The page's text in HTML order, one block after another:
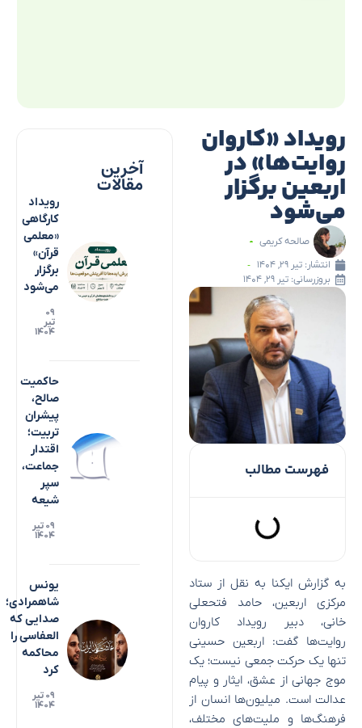
رویداد «کاروان
روایت‌ها» در
اربعین برگزار
می‌شود
صالحه کریمی
انتشار: تیر ۲۹, ۱۴۰۴
بروزرسانی: تیر ۲۹, ۱۴۰۴
فهرست مطالب
به گزارش ایکنا به نقل از ستاد
مرکزی اربعین، حامد فتحعلی
خانی، دبیر رویداد کاروان
روایت‌ها گفت: اربعین حسینی
تنها یک حرکت جمعی نیست؛ یک
موج جهانی از عشق، ایثار و پیام
عدالت است. میلیون‌ها انسان از
فرهنگ‌ها و ملیت‌های مختلف،
آخرین
مقالات
رویداد
کارگاهی
«معلمی
قرآن»
برگزار
می‌شود
۰۹
تیر
۱۴۰۴
حاکمیت
صالح،
پیشران
تربیت؛
اقتدار
جماعت،
سپر
شیعه
۰۹ تیر
۱۴۰۴
یونس
شاهمرادی؛
صدایی که
العفاسی را
محاکمه
کرد
۰۹ تیر
۱۴۰۴